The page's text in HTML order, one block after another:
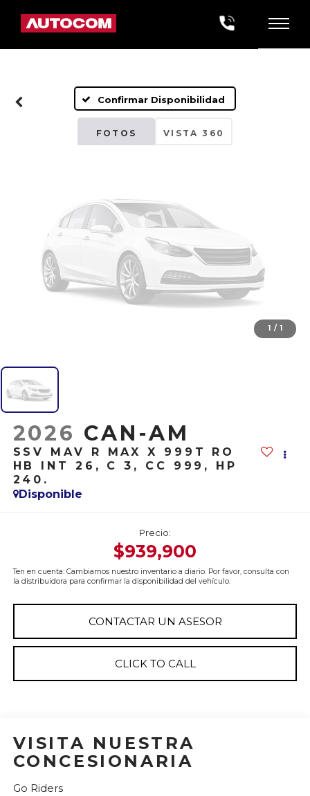
Confirmar Disponibilidad
FOTOS VISTA 360
Fotos No
Disponibles
Por favor, revise luego
1 / 1
2026 CAN-AM
SSV MAV R MAX X 999T RO
HB INT 26, C 3, CC 999, HP
240.
Disponible
Precio:
$939,900
Ten en cuenta: Cambiamos nuestro inventario a diario. Por favor, consulta con
la distribuidora para confirmar la disponibilidad del vehículo.
CONTACTAR UN ASESOR
CLICK TO CALL
VISITA NUESTRA
CONCESIONARIA
Go Riders